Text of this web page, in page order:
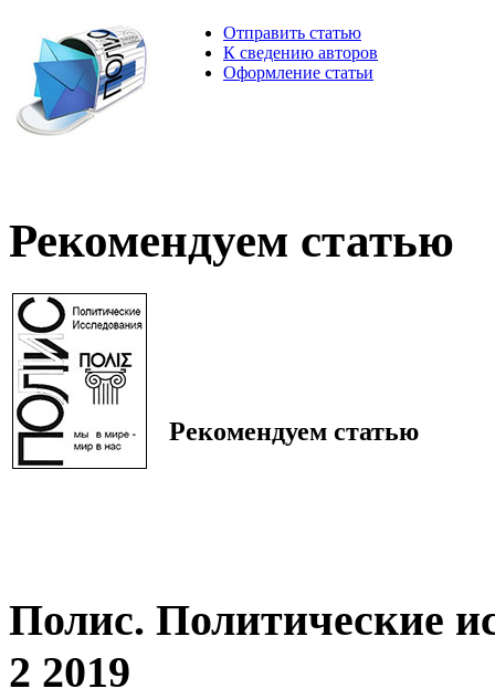
Отправить статью
К сведению авторов
Оформление статьи
Рекомендуем статью
Рекомендуем статью
Полис. Политические
2 2019